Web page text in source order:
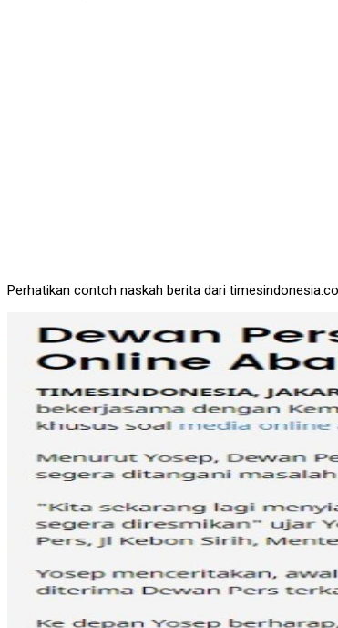
Perhatikan contoh naskah berita dari